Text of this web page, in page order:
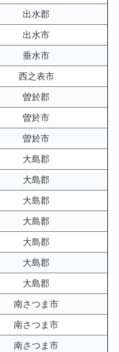
出水郡
出水市
垂水市
西之表市
曽於郡
曽於市
曽於市
大島郡
大島郡
大島郡
大島郡
大島郡
大島郡
大島郡
南さつま市
南さつま市
南さつま市